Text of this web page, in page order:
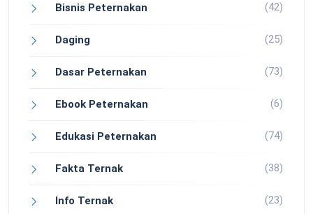
Bisnis Peternakan (42)
Daging (25)
Dasar Peternakan (73)
Ebook Peternakan (6)
Edukasi Peternakan (74)
Fakta Ternak (38)
Info Ternak (23)